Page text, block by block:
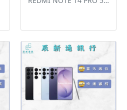
何問題都歡迎洽群官方
LINE：@kjg6280d • 七日
鑑賞期內，如商品有問
題，請盡速向我們告知並
且協助處理 • 全新品為原
廠保固一年，中古機店家
保固15天 • 店家擁有隨時